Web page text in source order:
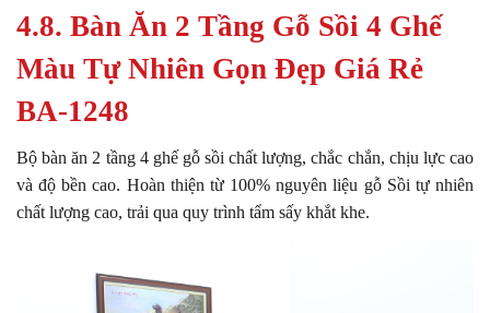
4.8. Bàn Ăn 2 Tầng Gỗ Sồi 4 Ghế
Màu Tự Nhiên Gọn Đẹp Giá Rẻ
BA-1248
Bộ bàn ăn 2 tầng 4 ghế gỗ sồi chất lượng, chắc chắn, chịu lực cao
và độ bền cao. Hoàn thiện từ 100% nguyên liệu gỗ Sồi tự nhiên
chất lượng cao, trải qua quy trình tẩm sấy khắt khe.